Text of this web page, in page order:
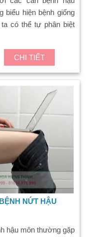
biểu hiện bệnh giống
ta có thể tự phân biệt
CHI TIẾT
NỨT HẬU
hậu môn thường gặp